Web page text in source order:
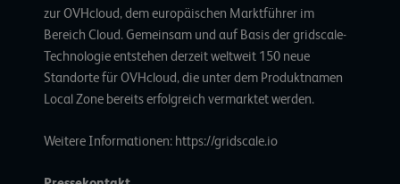
zur OVHcloud, dem europäischen Marktführer im
Bereich Cloud. Gemeinsam und auf Basis der gridscale-
Technologie entstehen derzeit weltweit 150 neue
Standorte für OVHcloud, die unter dem Produktnamen
Local Zone bereits erfolgreich vermarktet werden.
Weitere Informationen: https://gridscale.io